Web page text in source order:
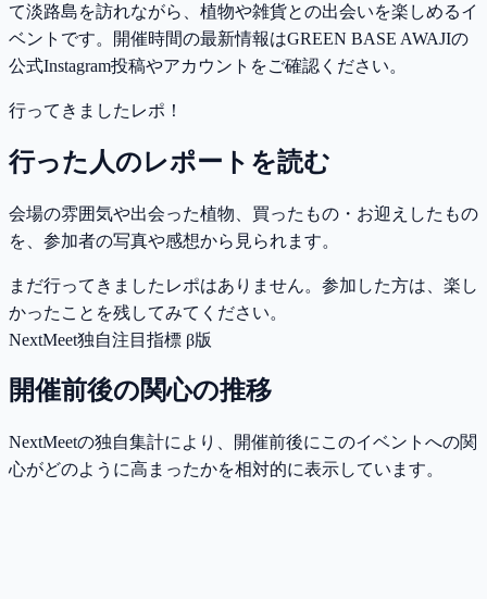
て淡路島を訪れながら、植物や雑貨との出会いを楽しめるイ
ベントです。開催時間の最新情報はGREEN BASE AWAJIの
公式Instagram投稿やアカウントをご確認ください。
行ってきましたレポ！
行った人のレポートを読む
会場の雰囲気や出会った植物、買ったもの・お迎えしたもの
を、参加者の写真や感想から見られます。
まだ行ってきましたレポはありません。参加した方は、楽し
かったことを残してみてください。
NextMeet独自注目指標 β版
開催前後の関心の推移
NextMeetの独自集計により、開催前後にこのイベントへの関
心がどのように高まったかを相対的に表示しています。